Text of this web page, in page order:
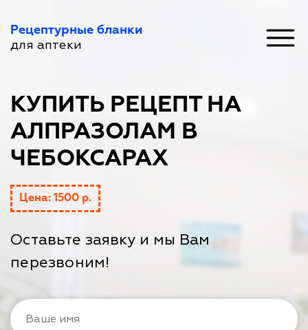
Рецептурные бланки
для аптеки
КУПИТЬ РЕЦЕПТ НА
АЛПРАЗОЛАМ В
ЧЕБОКСАРАХ
Цена: 1500 р.
Оставьте заявку и мы Вам
перезвоним!